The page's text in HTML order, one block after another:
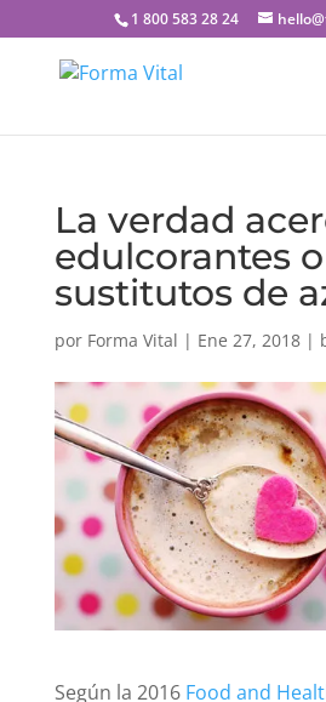
1 800 583 28 24
La verdad
edulcorantes o
sustitutos de
por Forma Vital | Ene 27, 2018|
Según la 2016 Food and